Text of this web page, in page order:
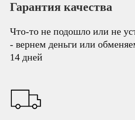
Гарантия качества
Что-то не подошло или не
- вернем деньги или
14 дней